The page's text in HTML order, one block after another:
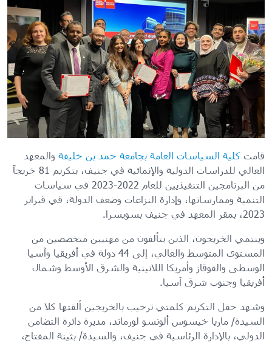
قامت كلية السياسات العامة بجامعة حمد بن خليفة والمعهد
العالي للدراسات الدولية والإنمائية في جنيف، بتكريم 81 خريجاً
من البرنامجين التنفيذيين للعام 2022-2023 في سياسات
التنمية وممارساتها، وإدارة النزاعات وضعف الدولة، في فبراير
2023، بمقر المعهد في جنيف بسويسرا.
وينتمي الخريجون، الذين يتألفون من مهنيين متخصصين من
المستوى المتوسط والعالي، إلى 44 دولة في أفريقيا وآسيا
الوسطى والقوقاز وأمريكا اللاتينية والشرق الأوسط وشمال
أفريقيا وجنوب شرق آسيا.
وشهد حفل التكريم كلمتي ترحيب بالخريجين ألقتها كلا من
السيدة/ ماريا خيسوس ألونسو لورماند، مديرة دائرة التضامن
الدولي، بالإدارة الرئاسية في جنيف، والسيدة/ بثينة المفتاح،